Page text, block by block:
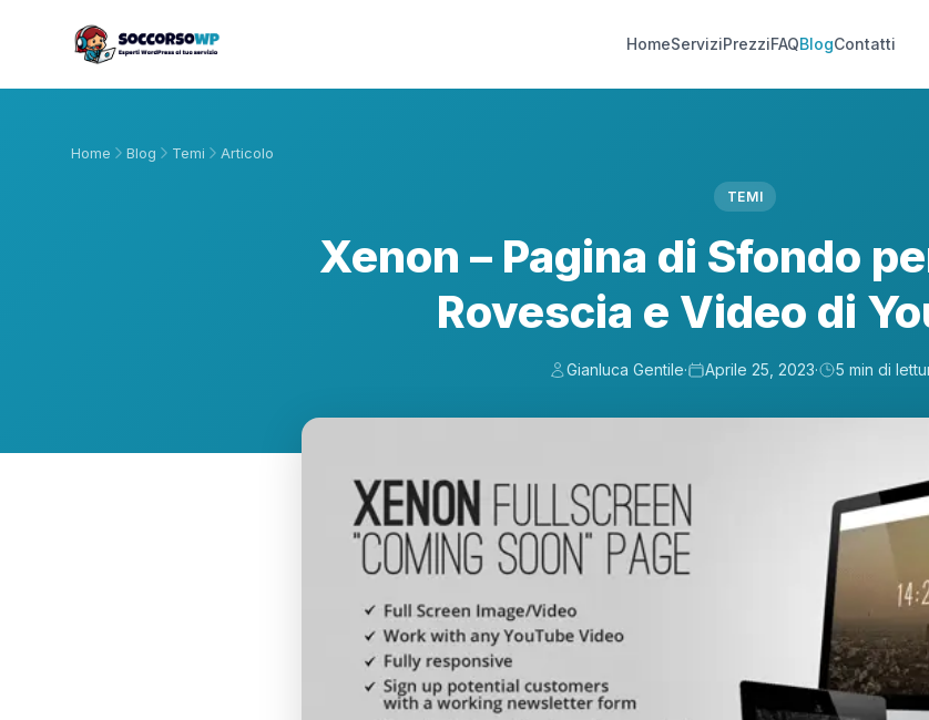
HomeServiziPrezziFAQBlogContatti
Home Blog Temi Articolo
TEMI
Xenon – Pagina di Sfondo
Rovescia e Video di
Gianluca Gentile· Aprile 25, 2023· 5 min di